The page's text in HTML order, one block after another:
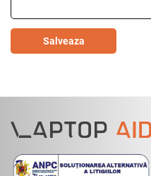
Salveaza